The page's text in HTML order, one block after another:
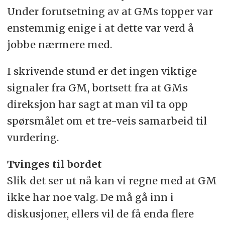
Under forutsetning av at GMs topper var
enstemmig enige i at dette var verd å
jobbe nærmere med.
I skrivende stund er det ingen viktige
signaler fra GM, bortsett fra at GMs
direksjon har sagt at man vil ta opp
spørsmålet om et tre-veis samarbeid til
vurdering.
Tvinges til bordet
Slik det ser ut nå kan vi regne med at GM
ikke har noe valg. De må gå inn i
diskusjoner, ellers vil de få enda flere